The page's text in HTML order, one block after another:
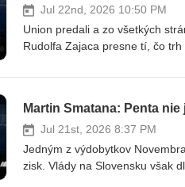
Dôvery a Unionu: na trhu
ambulancie● 📉 Nemocniciam
ambulancie nedokážu
zníži dostupnosť starostlivosti●
pacient sa rúca
Jul 22nd, 2026 10:50 PM
Union predali a zo všetkých
Rudolfa Zajaca presne tí, čo
Dvořák varujú pred Pentou a
krokodílích sĺz." Slzy podľa
ktorí sa najviac zaslúžili o to, že
nemal nič lepšie na pláne ako
Tak aké teraz halucinácie o
Martin Smatana: Penta
Jul 21st, 2026 8:37 PM
Jedným z výdobytkov
zisk. Vlády na Slovensku však